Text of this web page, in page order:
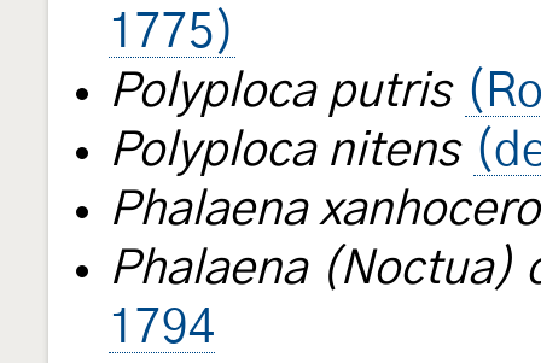
1775)
Polyploca putris
Polyploca nitens
Phalaena
Phalaena (Noctua)
1794